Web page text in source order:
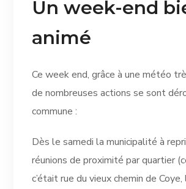
Un week-end
animé
Ce week end, grâce à une météo
de nombreuses actions se sont
commune :
Dès le samedi la municipalité à
réunions de proximité par quartier
c’était rue du vieux chemin de Coye,